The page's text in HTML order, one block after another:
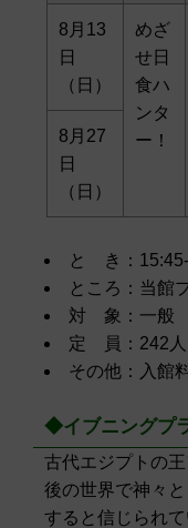
8月13
日
（日）
めざ
せ日
食ハ
ンタ
ー！
8月27
日
（日）
と き：
ところ：当館
対 象：一般
定 員：242人
その他：入館
◆イブニングプ
古代エジプトの
後の世界で神々
すると信じられ